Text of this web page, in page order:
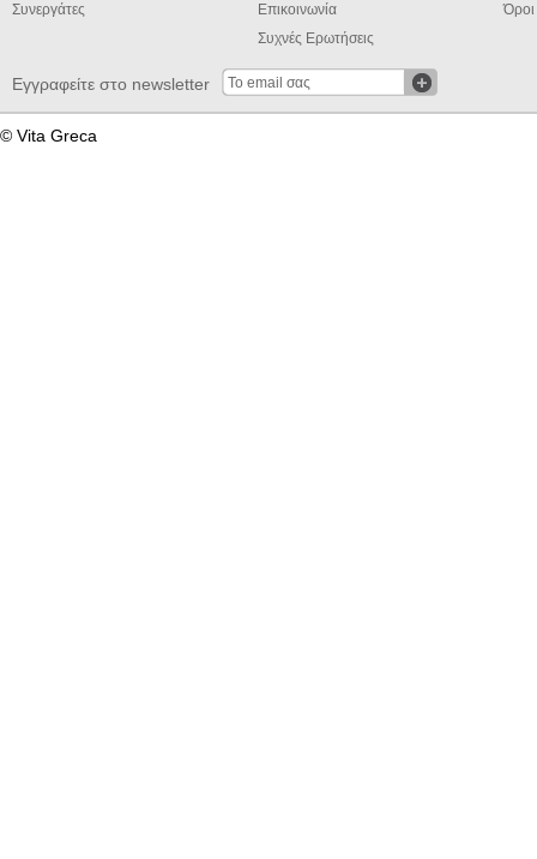
Συνεργάτες
Επικοινωνία
Συχνές Ερωτήσεις
Εγγραφείτε στο newsletter
© Vita Greca